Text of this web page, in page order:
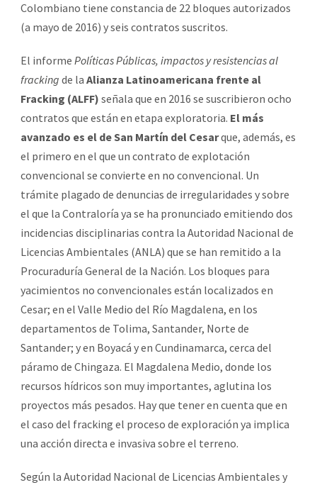
Colombiano tiene constancia de 22 bloques autorizados
(a mayo de 2016) y seis contratos suscritos.
El informe Políticas Públicas, impactos y resistencias al
fracking de la Alianza Latinoamericana frente al
Fracking (ALFF) señala que en 2016 se suscribieron ocho
contratos que están en etapa exploratoria. El más
avanzado es el de San Martín del Cesarque, además, es
el primero en el que un contrato de explotación
convencional se convierte en no convencional. Un
trámite plagado de denuncias de irregularidades y sobre
el que la Contraloría ya se ha pronunciado emitiendo dos
incidencias disciplinarias contra la Autoridad Nacional de
Licencias Ambientales (ANLA) que se han remitido a la
Procuraduría General de la Nación. Los bloques para
yacimientos no convencionales están localizados en
Cesar; en el Valle Medio del Río Magdalena, en los
departamentos de Tolima, Santander, Norte de
Santander; y en Boyacá y en Cundinamarca, cerca del
páramo de Chingaza. El Magdalena Medio, donde los
recursos hídricos son muy importantes, aglutina los
proyectos más pesados. Hay que tener en cuenta que en
el caso del fracking el proceso de exploración ya implica
una acción directa e invasiva sobre el terreno.
Según la Autoridad Nacional de Licencias Ambientales y